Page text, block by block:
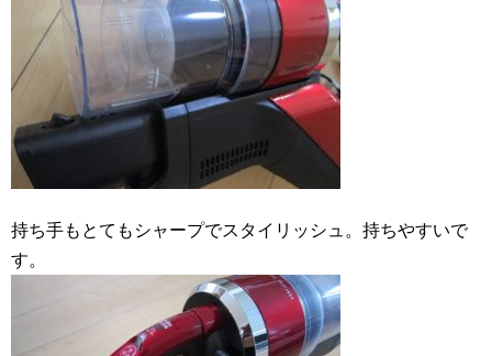
持ち手もとてもシャープでスタイリッシュ。持ちやすいで
す。